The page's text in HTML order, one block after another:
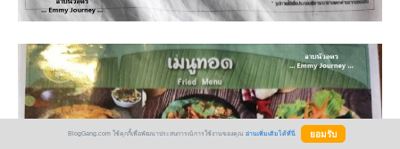
BlogGang.com ใช้คุกกี้เพื่อพัฒนาประสบการณ์การใช้งานของคุณ อ่านเพิ่มเติมได้ที่นี่